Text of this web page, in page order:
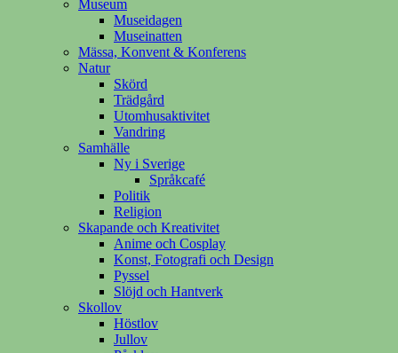
Museum
Museidagen
Museinatten
Mässa, Konvent & Konferens
Natur
Skörd
Trädgård
Utomhusaktivitet
Vandring
Samhälle
Ny i Sverige
Språkcafé
Politik
Religion
Skapande och Kreativitet
Anime och Cosplay
Konst, Fotografi och Design
Pyssel
Slöjd och Hantverk
Skollov
Höstlov
Jullov